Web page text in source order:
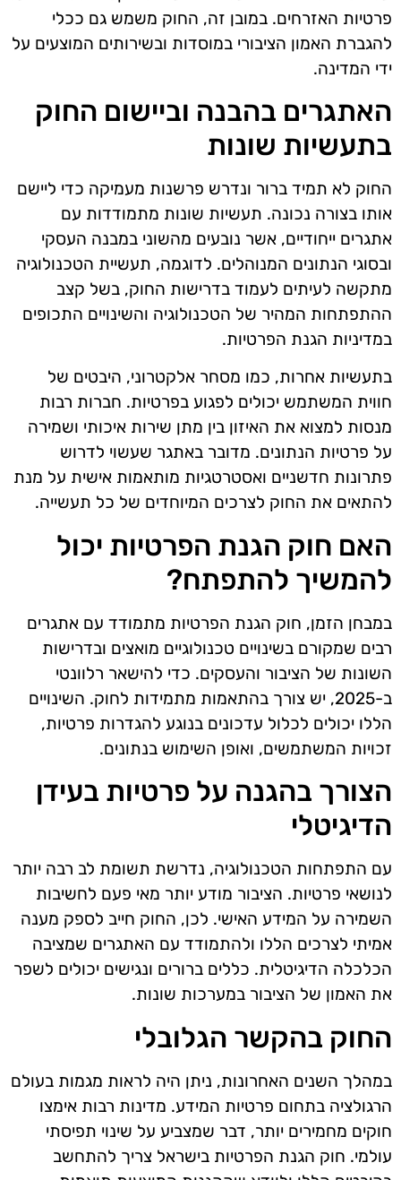
פרטיות האזרחים. במובן זה, החוק משמש גם ככלי
להגברת האמון הציבורי במוסדות ובשירותים המוצעים על
ידי המדינה.
האתגרים בהבנה וביישום החוק
בתעשיות שונות
החוק לא תמיד ברור ונדרש פרשנות מעמיקה כדי ליישם
אותו בצורה נכונה. תעשיות שונות מתמודדות עם
אתגרים ייחודיים, אשר נובעים מהשוני במבנה העסקי
ובסוגי הנתונים המנוהלים. לדוגמה, תעשיית הטכנולוגיה
מתקשה לעיתים לעמוד בדרישות החוק, בשל קצב
ההתפתחות המהיר של הטכנולוגיה והשינויים התכופים
במדיניות הגנת הפרטיות.
בתעשיות אחרות, כמו מסחר אלקטרוני, היבטים של
חווית המשתמש יכולים לפגוע בפרטיות. חברות רבות
מנסות למצוא את האיזון בין מתן שירות איכותי ושמירה
על פרטיות הנתונים. מדובר באתגר שעשוי לדרוש
פתרונות חדשניים ואסטרטגיות מותאמות אישית על מנת
להתאים את החוק לצרכים המיוחדים של כל תעשייה.
האם חוק הגנת הפרטיות יכול
להמשיך להתפתח?
במבחן הזמן, חוק הגנת הפרטיות מתמודד עם אתגרים
רבים שמקורם בשינויים טכנולוגיים מואצים ובדרישות
השונות של הציבור והעסקים. כדי להישאר רלוונטי
ב-2025, יש צורך בהתאמות מתמידות לחוק. השינויים
הללו יכולים לכלול עדכונים בנוגע להגדרות פרטיות,
זכויות המשתמשים, ואופן השימוש בנתונים.
הצורך בהגנה על פרטיות בעידן
הדיגיטלי
עם התפתחות הטכנולוגיה, נדרשת תשומת לב רבה יותר
לנושאי פרטיות. הציבור מודע יותר מאי פעם לחשיבות
השמירה על המידע האישי. לכן, החוק חייב לספק מענה
אמיתי לצרכים הללו ולהתמודד עם האתגרים שמציבה
הכלכלה הדיגיטלית. כללים ברורים ונגישים יכולים לשפר
את האמון של הציבור במערכות שונות.
החוק בהקשר הגלובלי
במהלך השנים האחרונות, ניתן היה לראות מגמות בעולם
הרגולציה בתחום פרטיות המידע. מדינות רבות אימצו
חוקים מחמירים יותר, דבר שמצביע על שינוי תפיסתי
עולמי. חוק הגנת הפרטיות בישראל צריך להתחשב